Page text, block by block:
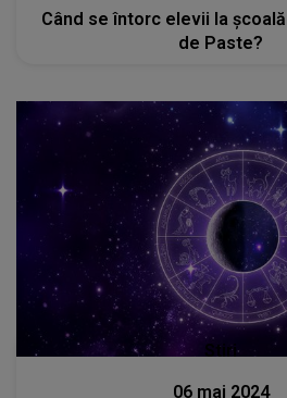
Când se întorc elevii la
de Paste?
Stiri
06 mai 2024